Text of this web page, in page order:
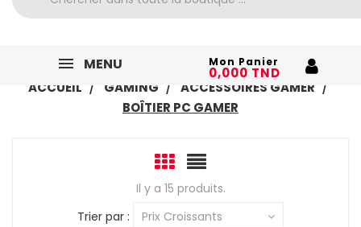
MENU Mon Panier
0,000 TND
ACCUEIL
GAMING
ACCESSOIRES GAMER
BOÎTIER PC GAMER
Il y a 15 produits.
Trier par :
Prix Croissants